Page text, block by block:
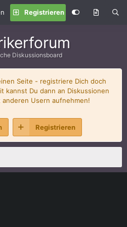
Registrieren
Diskussionsboard
Seite - registriere Dich doch
kannst Du dann an Diskussionen
Usern aufnehmen!
Registrieren